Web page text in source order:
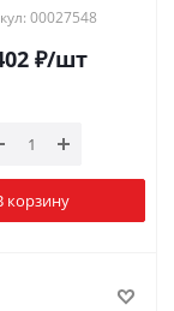
00027548
₽/шт
корзину